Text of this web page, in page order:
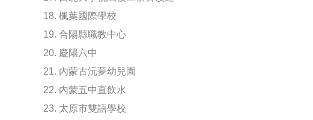
18. 楓葉國際學校
19. 合陽縣職教中心
20. 慶陽六中
21. 內蒙古沅夢幼兒園
22. 內蒙五中直飲水
23. 太原市雙語學校